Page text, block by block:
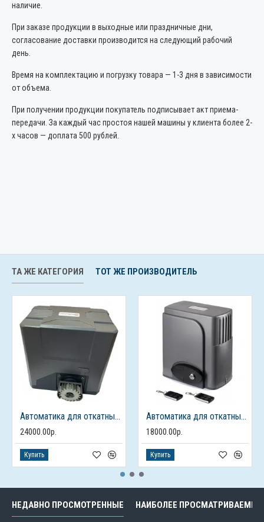
наличие.
При заказе продукции в выходные или праздничные дни,
согласование доставки производится на следующий рабочий
день.
Время на комплектацию и погрузку товара — 1-3 дня в зависимости
от объема.
При получении продукции покупатель подписывает акт приема-
передачи. За каждый час простоя нашей машины у клиента более 2-
х часов — доплата 500 рублей.
ТА ЖЕ КАТЕГОРИЯ ТОТ ЖЕ ПРОИЗВОДИТЕЛЬ
Автоматика для откатных ворот FURNITEH PY 1000 AC
24000.00р.
Купить
Автоматика для откатных ворот FURNITEH SL 600 AC
18000.00р.
Купить
НЕДАВНО ПРОСМОТРЕННЫЕ НАИБОЛЕЕ ПРОСМАТРИВАЕМЫЕ